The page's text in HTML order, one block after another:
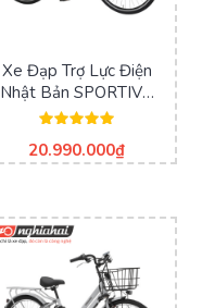
Xe Đạp Trợ Lực Điện
Nhật Bản SPORTIVO
EX
hạng
5.00
20.990.000₫